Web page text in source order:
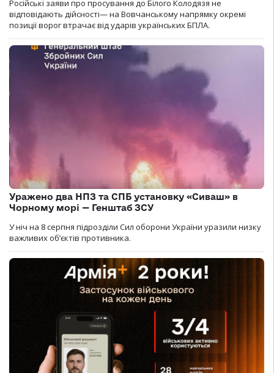
Російські заяви про просування до Білого Колодязя не
відповідають дійсності— на Вовчанському напрямку окремі
позиції ворог втрачає від ударів українських БПЛА.
Уражено два НПЗ та СПБ установку «Сиваш» в
Чорному морі — Генштаб ЗСУ
У ніч на 8 серпня підрозділи Сил оборони України уразили низку
важливих об’єктів противника.